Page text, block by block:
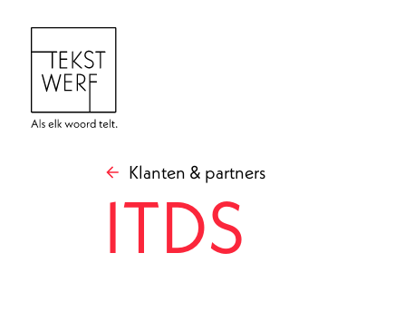
Klanten & partners
ITDS